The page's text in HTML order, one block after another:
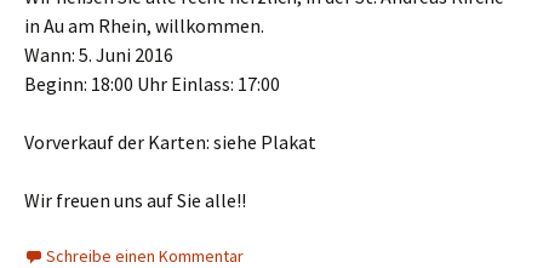
in Au am Rhein, willkommen.
Wann: 5. Juni 2016
Beginn: 18:00 Uhr Einlass: 17:00
Vorverkauf der Karten: siehe Plakat
Wir freuen uns auf Sie alle!!
Schreibe einen Kommentar